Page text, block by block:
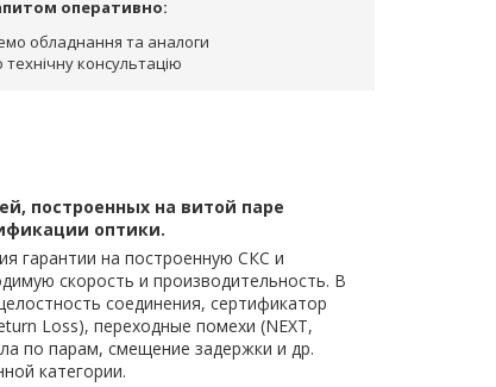
оперативно:
обладнання та аналоги
консультацію
построенных на витой паре
оптики.
гарантии на построенную СКС и
скорость и производительность. В
соединения, сертификатор
Loss), переходные помехи (NEXT,
по парам, смещение задержки и др.
категории.